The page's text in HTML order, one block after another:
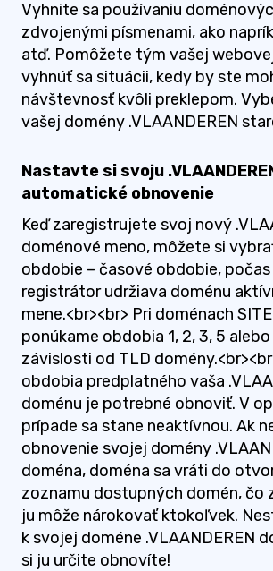
Vyhnite sa používaniu
zdvojenými písmenami, ako
atď. Pomôžete tým vašej
vyhnúť sa situácii, kedy by ste
návštevnosť kvôli preklepom.
vašej domény .VLAANDEREN
Nastavte si svoju
automatické obnovenie
Keď zaregistrujete svoj nový
doménové meno, môžete si
obdobie – časové obdobie,
registrátor udržiava doménu
mene.<br><br> Pri doménach
ponúkame obdobia 1, 2, 3, 5
závislosti od TLD
obdobia predplatného vaša
doménu je potrebné obnoviť. V
prípade sa stane neaktívnou. Ak
obnovenie svojej domény
doména, doména sa vráti do
zoznamu dostupných domén, čo
ju môže nárokovať ktokoľvek.
k svojej doméne .VLAANDEREN
si ju určite obnovíte!